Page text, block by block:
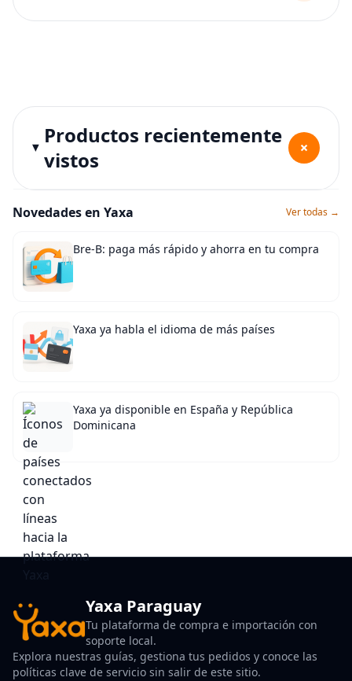
Productos recientemente
vistos
+
Novedades en Yaxa Ver todas →
Bre-B: paga más rápido y ahorra en tu compra
Yaxa ya habla el idioma de más países
Yaxa ya disponible en España y República
Dominicana
Yaxa Paraguay
Tu plataforma de compra e importación con
soporte local.
Explora nuestras guías, gestiona tus pedidos y conoce las
políticas clave de servicio sin salir de este sitio.